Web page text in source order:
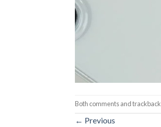
Both comments and
← Previous